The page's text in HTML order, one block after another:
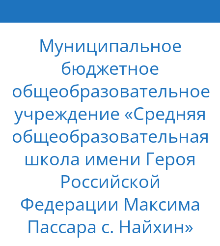
Муниципальное
бюджетное
общеобразовательное
учреждение «Средняя
общеобразовательная
школа имени Героя
Российской
Федерации Максима
Пассара с. Найхин»